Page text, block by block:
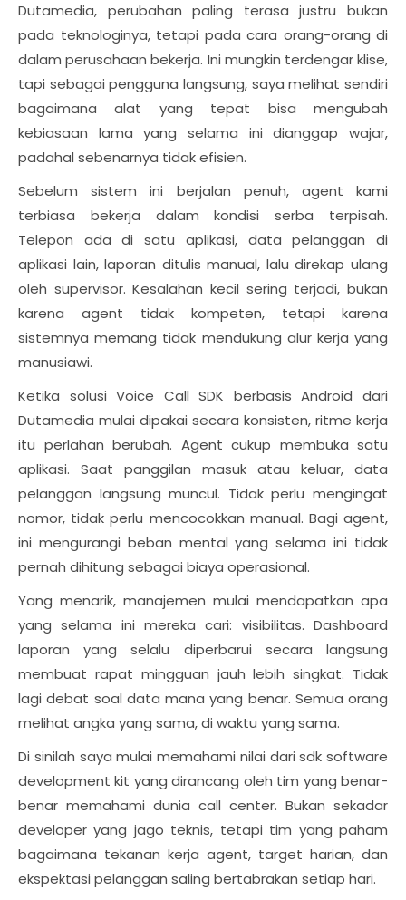
Dutamedia, perubahan paling terasa justru bukan
pada teknologinya, tetapi pada cara orang-orang di
dalam perusahaan bekerja. Ini mungkin terdengar klise,
tapi sebagai pengguna langsung, saya melihat sendiri
bagaimana alat yang tepat bisa mengubah
kebiasaan lama yang selama ini dianggap wajar,
padahal sebenarnya tidak efisien.
Sebelum sistem ini berjalan penuh, agent kami
terbiasa bekerja dalam kondisi serba terpisah.
Telepon ada di satu aplikasi, data pelanggan di
aplikasi lain, laporan ditulis manual, lalu direkap ulang
oleh supervisor. Kesalahan kecil sering terjadi, bukan
karena agent tidak kompeten, tetapi karena
sistemnya memang tidak mendukung alur kerja yang
manusiawi.
Ketika solusi Voice Call SDK berbasis Android dari
Dutamedia mulai dipakai secara konsisten, ritme kerja
itu perlahan berubah. Agent cukup membuka satu
aplikasi. Saat panggilan masuk atau keluar, data
pelanggan langsung muncul. Tidak perlu mengingat
nomor, tidak perlu mencocokkan manual. Bagi agent,
ini mengurangi beban mental yang selama ini tidak
pernah dihitung sebagai biaya operasional.
Yang menarik, manajemen mulai mendapatkan apa
yang selama ini mereka cari: visibilitas. Dashboard
laporan yang selalu diperbarui secara langsung
membuat rapat mingguan jauh lebih singkat. Tidak
lagi debat soal data mana yang benar. Semua orang
melihat angka yang sama, di waktu yang sama.
Di sinilah saya mulai memahami nilai dari sdk software
development kit yang dirancang oleh tim yang benar-
benar memahami dunia call center. Bukan sekadar
developer yang jago teknis, tetapi tim yang paham
bagaimana tekanan kerja agent, target harian, dan
ekspektasi pelanggan saling bertabrakan setiap hari.